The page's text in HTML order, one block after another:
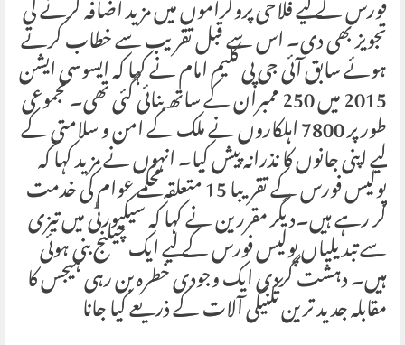
فورس کے لیے فلاحی پروگراموں میں مزید اضافہ کرنے کی
تجویز بھی دی۔ اس سے قبل تقریب سے خطاب کرتے
ہوئے سابق آئی جی پی کلیم امام نے کہا کہ ایسوسی ایشن
2015 میں 250 ممبران کے ساتھ بنائی گئی تھی۔ مجموعی
طور پر 7800 اہلکاروں نے ملک کے امن و سلامتی کے
لیے اپنی جانوں کا نذرانہ پیش کیا۔ انہوں نے مزید کہا کہ
پولیس فورس کے تقریبا 15 متعلقہ محکمے عوام کی خدمت
کر رہے ہیں۔دیگر مقررین نے کہا کہ سیکیورٹی میں تیزی
سے تبدیلیاں پولیس فورس کے لیے ایک چیلنج بنی ہوئی
ہیں۔ دہشت گردی ایک وجودی خطرہ بن رہی ہیجس کا
مقابلہ جدید ترین تکنیکی آلات کے ذریعے کیا جانا